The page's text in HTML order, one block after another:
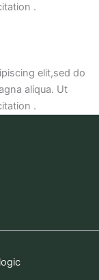
.
elit,sed do
aliqua. Ut
.